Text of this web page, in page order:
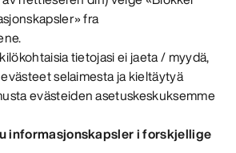
fra
tietojasi ei jaeta / myydä,
selaimesta ja kieltäytyä
evästeiden asetuskeskuksemme
informasjonskapsler i forskjellige